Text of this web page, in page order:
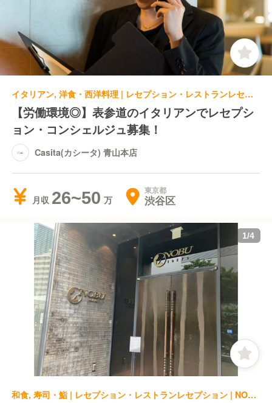
イタリアン, 洋食・西洋料理 | レセプション・レストランレセプション | Casita(カシータ) 青山本店
【労働環境◎】表参道のイタリアンでレセプシ
ョン・コンシェルジュ募集！
Casita(カシータ) 青山本店
月収 26~50 東京都
渋谷区
1/4
和食, 寿司・鮨 | レセプション・レストランレセプション | NOBU TOKYO